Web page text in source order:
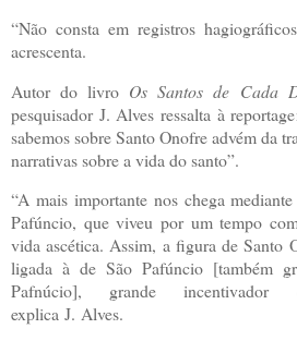
“Não consta em registros
acrescenta.
Autor do livro Os Santos de Cada
pesquisador J. Alves ressalta à
sabemos sobre Santo Onofre advém da
narrativas sobre a vida do santo”.
“A mais importante nos chega
Pafúncio, que viveu por um tempo
vida ascética. Assim, a figura de Santo
ligada à de São Pafúncio [também
Pafnúcio], grande incentivador
explica J. Alves.